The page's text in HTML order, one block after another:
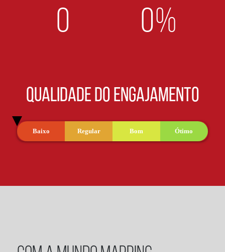
0 0%
QUALIDADE DO ENGAJAMENTO
Baixo Regular Bom Ótimo